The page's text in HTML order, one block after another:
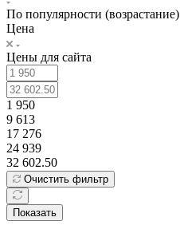
По популярности (возрастание)
Цена
Цены для сайта
1 950
9 613
17 276
24 939
32 602.50
Очистить фильтр
Показать